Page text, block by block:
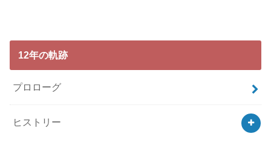
12年の軌跡
プロローグ
ヒストリー